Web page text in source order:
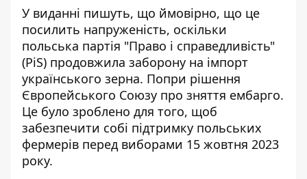
У виданні пишуть, що ймовірно, що це
посилить напруженість, оскільки
польська партія "Право і справедливість"
(PiS) продовжила заборону на імпорт
українського зерна. Попри рішення
Європейського Союзу про зняття ембарго.
Це було зроблено для того, щоб
забезпечити собі підтримку польських
фермерів перед виборами 15 жовтня 2023
року.